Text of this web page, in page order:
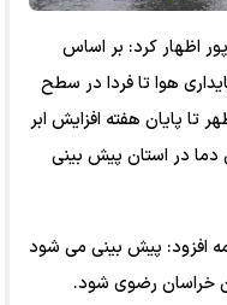
اظهار کرد: بر اساس
هوا تا فردا در سطح
تا پایان هفته افزایش ابر
دما در استان پیش بینی
افزود: پیش بینی می شود
خراسان رضوی شود.